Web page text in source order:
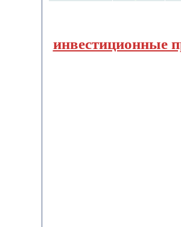
инвестиционные